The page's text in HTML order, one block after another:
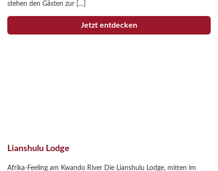
stehen den Gästen zur […]
Jetzt entdecken
Lianshulu Lodge
Afrika-Feeling am Kwando River Die Lianshulu Lodge, mitten im